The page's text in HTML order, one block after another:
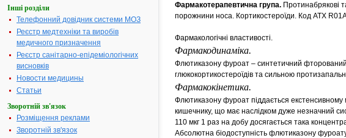
Інші розділи
Телефонний довідник системи МОЗ
Реєстр медтехніки та виробів
медичного призначення
Реєстр санітарно-епідеміологічних
висновків
Новости медицины
Статьи
Зворотній зв'язок
Розміщення реклами
Зворотній зв'язок
Фармакотерапевтична група. Протинабрякові
порожнини носа. Кортикостероїди. Код ATХ
Фармакологічні властивості.
Фармакодинаміка.
Флютиказону фуроат – синтетичний фторований
глюкокортикостероїдів та сильною
Фармакокінетика.
Флютиказону фуроат піддається екстенсивному
кишечнику, що має наслідком дуже незначний
110 мкг 1 раз на добу досягається така
Абсолютна біодоступність флютиказону